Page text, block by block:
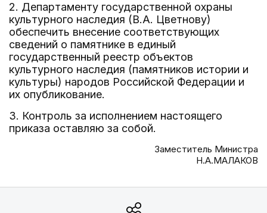
2. Департаменту государственной охраны
культурного наследия (В.А. Цветнову)
обеспечить внесение соответствующих
сведений о памятнике в единый
государственный реестр объектов
культурного наследия (памятников истории и
культуры) народов Российской Федерации и
их опубликование.
3. Контроль за исполнением настоящего
приказа оставляю за собой.
Заместитель Министра
Н.А.МАЛАКОВ